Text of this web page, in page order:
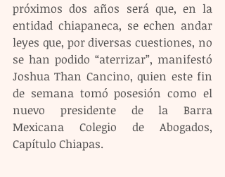
próximos dos años será que, en la
entidad chiapaneca, se echen andar
leyes que, por diversas cuestiones, no
se han podido “aterrizar”, manifestó
Joshua Than Cancino, quien este fin
de semana tomó posesión como el
nuevo presidente de la Barra
Mexicana Colegio de Abogados,
Capítulo Chiapas.